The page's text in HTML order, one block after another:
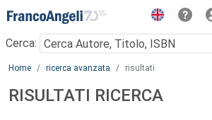
Menu
Cerca:
Main content
Home ricerca avanzata risultati
RISULTATI RICERCA